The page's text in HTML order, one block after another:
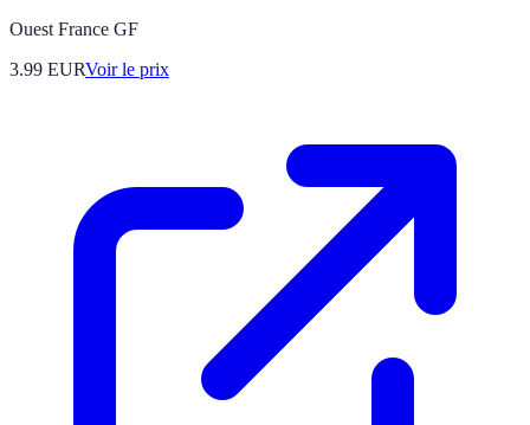
Ouest France GF
3.99 EURVoir le prix